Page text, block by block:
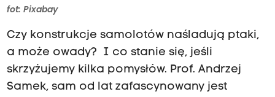
fot: Pixabay
Czy konstrukcje samolotów naśladują ptaki,
a może owady? I co stanie się, jeśli
skrzyżujemy kilka pomysłów. Prof. Andrzej
Samek, sam od lat zafascynowany jest